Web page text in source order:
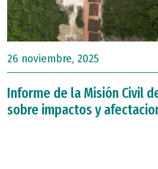
26 noviembre, 2025
Informe de la Misión Civil
sobre impactos y